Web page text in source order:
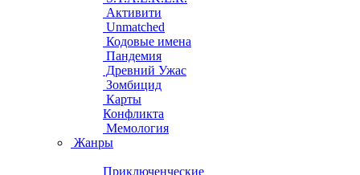
Активити
Unmatched
Кодовые имена
Пандемия
Древний Ужас
Зомбицид
Карты
Конфликта
Мемология
Жанры
Приключенческие